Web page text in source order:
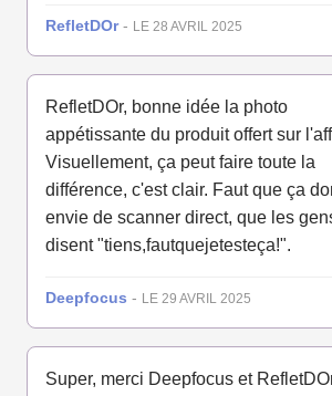
RefletDOr- LE 28 AVRIL 2025
RefletDOr, bonne idée la photo
appétissante du produit offert sur
Visuellement, ça peut faire toute la
différence, c'est clair. Faut que ça
envie de scanner direct, que les
disent "tiens,fautquejetesteça!".
Deepfocus - LE 29 AVRIL 2025
Super, merci Deepfocus et